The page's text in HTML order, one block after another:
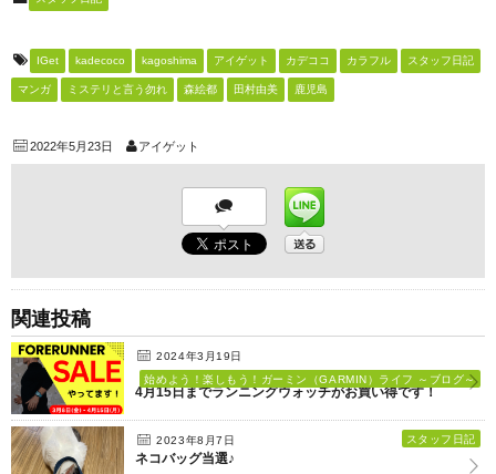
IGet kadecoco kagoshima アイゲット カデココ カラフル スタッフ日記
マンガ ミステリと言う勿れ 森絵都 田村由美 鹿児島
2022年5月23日 アイゲット
関連投稿
2024年3月19日
始めよう！楽しもう！ガーミン（GARMIN）ライフ ～ブログ～
4月15日までランニングウォッチがお買い得です！
2023年8月7日 スタッフ日記
ネコバッグ当選♪